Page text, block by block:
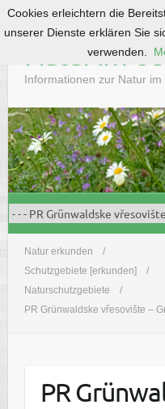
S
k
o
c
o
n
t
Natur im
Informationen zur Natur
Natur erkunden
Schutzgebiete [erkunden]
Naturschutzgebiete
PR Grünwaldske vřesovište –
PR
Cookies erleichtern die
unserer Dienste erklären Sie
verwenden.